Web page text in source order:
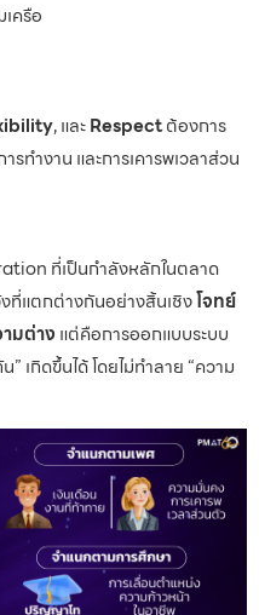
ครือ
, และRespectต้องการ
ทำงาน และการเคารพเวลาส่วน
ที่เป็นกำลังหลักในตลาด
ที่แตกต่างกันอย่างสิ้นเชิงโจทย์
มต่าง แต่คือการออกแบบระบบ
เกิดขึ้นได้ โดยไม่ทำลาย “ความ